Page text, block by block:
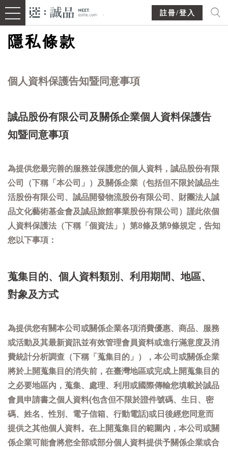
註冊/登入
隱私條款
個人資料保護告知暨同意事項
誠品股份有限公司及關係企業個人資料保護告
知暨同意事項
為提供您最完善的服務並保護您的個人資料，誠品股份有限
公司（下稱「本公司」）及關係企業（包括但不限於誠品生
活股份有限公司、誠品開發物流股份有限公司、財團法人誠
品文化藝術基金會及誠品旅館事業股份有限公司）謹此依個
人資料保護法（下稱「個資法」）第8條及第9條規定，告知
您以下事項：
蒐集目的、個人資料類別、利用期間、地區、
對象及方式
為提供您有關本公司或關係企業各項消費優惠、商品、服務
或活動及其最新資訊並有效管理會員資料或進行滿意度及消
費統計分析調查（下稱「蒐集目的」），本公司或關係企業
將於上開蒐集目的消失前，在臺灣地區或完成上開蒐集目的
之必要地區內，蒐集、處理、利用或國際傳輸您填載於誠品
會員申請書之個人資料(包含但不限於證件號碼、生日、密
碼、姓名、性別、電子信箱、行動電話)或日後經您同意而
提供之其他個人資料。在上開蒐集目的範圍內，本公司或關
係企業可能會將您全部或部分個人資料提供予關係企業或合